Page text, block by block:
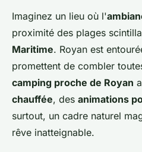
Imaginez un lieu où l'
proximité des plages
Maritime. Royan est
promettent de combler
camping proche de Royan
chauffée, des animations
surtout, un cadre naturel
rêve inatteignable.